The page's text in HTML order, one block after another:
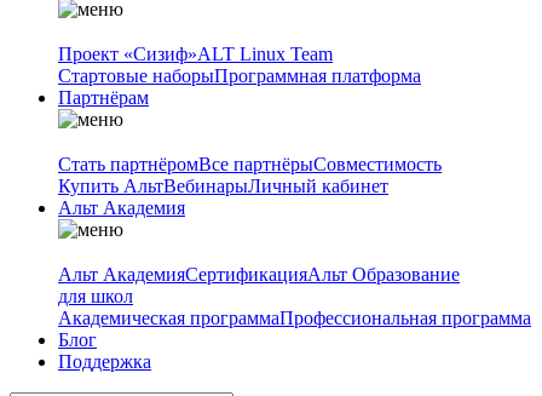
Проект «Сизиф»ALT Linux Team
Стартовые наборыПрограммная платформа
Партнёрам
Стать партнёромВсе партнёрыСовместимость
Купить АльтВебинарыЛичный кабинет
Альт Академия
Альт АкадемияСертификацияАльт Образование
для школ
Академическая программаПрофессиональная программа
Блог
Поддержка